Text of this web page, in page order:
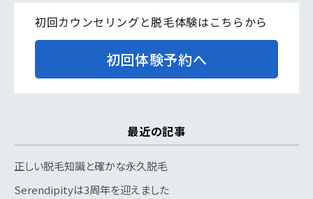
初回カウンセリングと脱毛体験はこちらから
初回体験予約へ
最近の記事
正しい脱毛知識と確かな永久脱毛
Serendipityは3周年を迎えました